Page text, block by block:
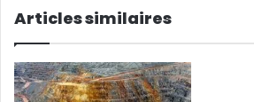
Articles similaires